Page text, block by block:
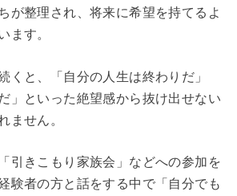
が整理され、将来に希望を持てるよ
ます。
くと、「自分の人生は終わりだ」
」といった絶望感から抜け出せない
ません。
引きこもり家族会」などへの参加を
験者の方と話をする中で「自分でも